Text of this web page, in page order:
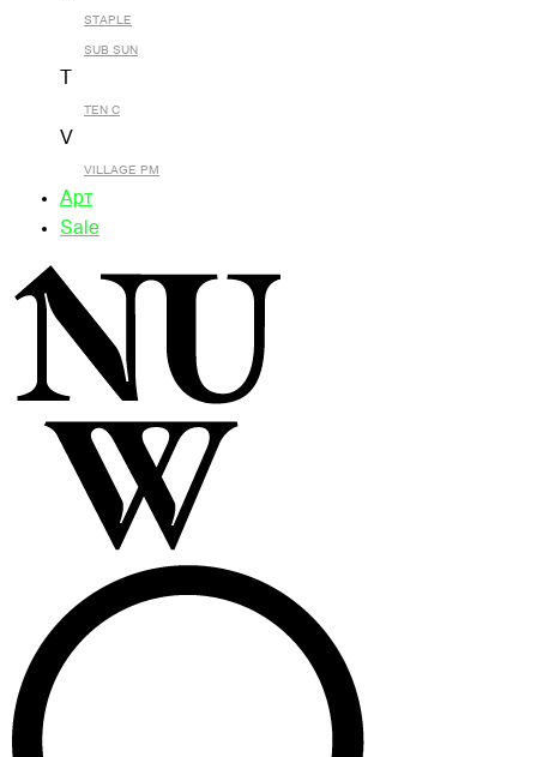
STAPLE
SUB SUN
TEN C
V
VILLAGE PM
Арт
Sale